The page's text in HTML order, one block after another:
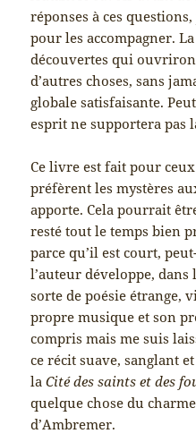
réponses à ces
pour les accompagner.
découvertes qui
d’autres choses, sans
globale satisfaisante.
esprit ne supportera pas
Ce livre est fait pour
préfèrent les mystères
apporte. Cela pourrait
resté tout le temps bien
parce qu’il est court,
l’auteur développe,
sorte de poésie étrange,
propre musique et son
compris mais me suis
ce récit suave, sanglant
laCité des saints et des
quelque chose du
d’Ambremer.